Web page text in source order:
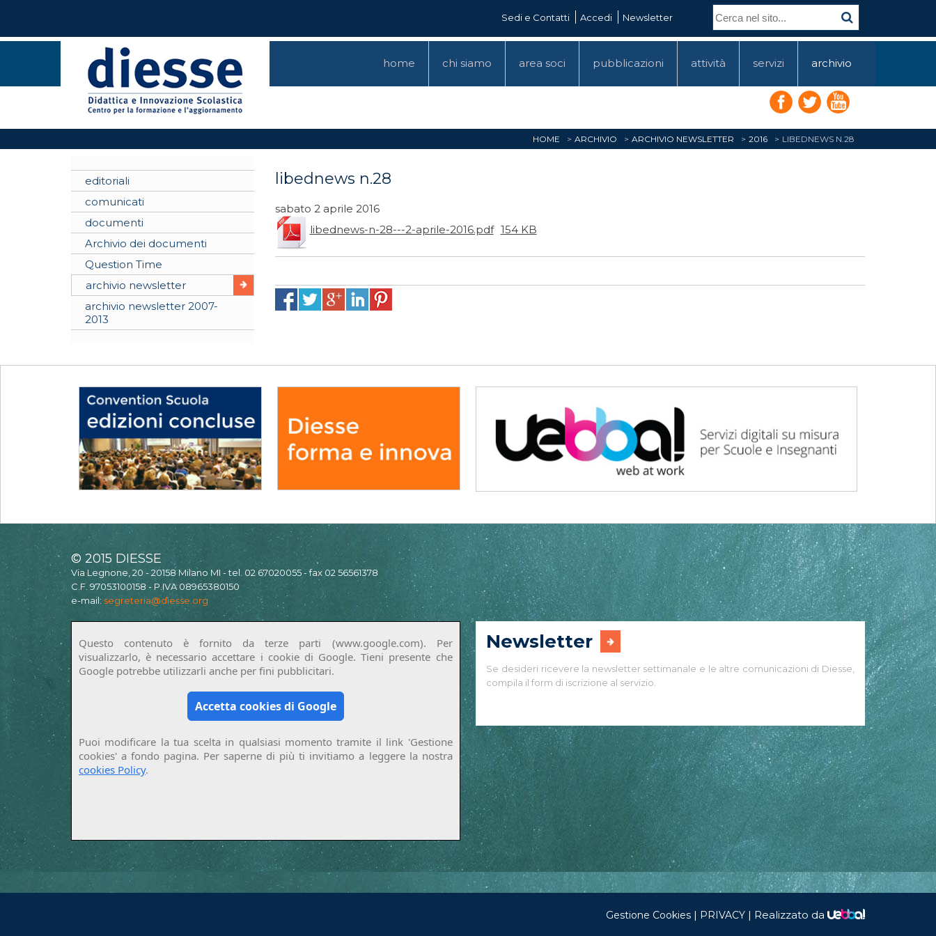
Sedi e Contatti Accedi Newsletter
home chi siamo area soci pubblicazioni attività servizi archivio
HOME ARCHIVIO ARCHIVIO NEWSLETTER 2016 LIBEDNEWS N.28
editoriali
comunicati
documenti
Archivio dei documenti
Question Time
archivio newsletter
archivio newsletter 2007-
2013
libednews n.28
sabato 2 aprile 2016
libednews-n-28---2-aprile-2016.pdf 154 KB
© 2015 DIESSE
Via Legnone, 20 - 20158 Milano MI - tel. 02 67020055 - fax 02 56561378
C.F. 97053100158 - P.IVA 08965380150
e-mail: segreteria@diesse.org
Questo contenuto è fornito da terze parti (www.google.com). Per
visualizzarlo, è necessario accettare i cookie di Google. Tieni presente che
Google potrebbe utilizzarli anche per fini pubblicitari.
Accetta cookies di Google
Puoi modificare la tua scelta in qualsiasi momento tramite il link 'Gestione
cookies' a fondo pagina. Per saperne di più ti invitiamo a leggere la nostra
cookies Policy.
Newsletter
Se desideri ricevere la newsletter settimanale e le altre comunicazioni di Diesse,
compila il form di iscrizione al servizio.
Gestione Cookies | PRIVACY | Realizzato da